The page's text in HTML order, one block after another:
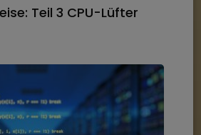
Teil 3 CPU-Lüfter